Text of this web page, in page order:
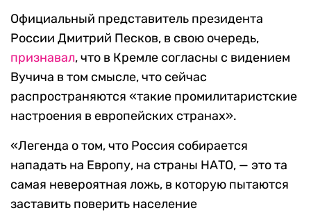
Официальный представитель президента
России Дмитрий Песков, в свою очередь,
признавал, что в Кремле согласны с видением
Вучича в том смысле, что сейчас
распространяются «такие промилитаристские
настроения в европейских странах».
«Легенда о том, что Россия собирается
нападать на Европу, на страны НАТО, — это та
самая невероятная ложь, в которую пытаются
заставить поверить население